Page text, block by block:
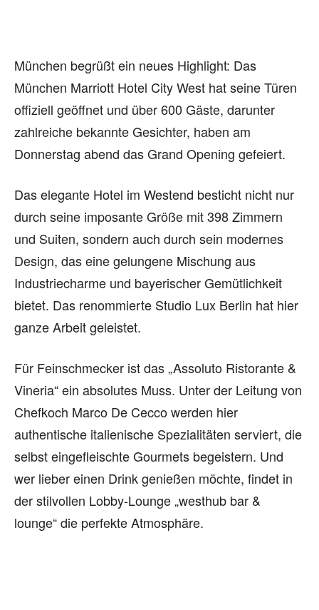
München begrüßt ein neues Highlight: Das
München Marriott Hotel City West hat seine Türen
offiziell geöffnet und über 600 Gäste, darunter
zahlreiche bekannte Gesichter, haben am
Donnerstag abend das Grand Opening gefeiert.
Das elegante Hotel im Westend besticht nicht nur
durch seine imposante Größe mit 398 Zimmern
und Suiten, sondern auch durch sein modernes
Design, das eine gelungene Mischung aus
Industriecharme und bayerischer Gemütlichkeit
bietet. Das renommierte Studio Lux Berlin hat hier
ganze Arbeit geleistet.
Für Feinschmecker ist das „Assoluto Ristorante &
Vineria“ ein absolutes Muss. Unter der Leitung von
Chefkoch Marco De Cecco werden hier
authentische italienische Spezialitäten serviert, die
selbst eingefleischte Gourmets begeistern. Und
wer lieber einen Drink genießen möchte, findet in
der stilvollen Lobby-Lounge „westhub bar &
lounge“ die perfekte Atmosphäre.